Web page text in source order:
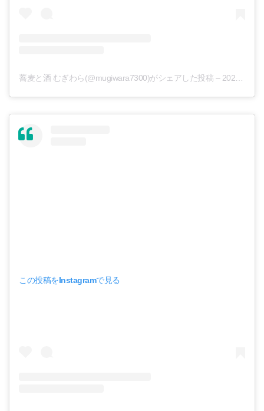
蕎麦と酒 むぎわら(@mugiwara7300)がシェアした投稿 – 2020年 4月月18日午前2時24分PDT
この投稿をInstagramで見る